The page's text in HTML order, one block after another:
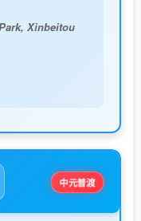
Xinbeitou
中元普渡